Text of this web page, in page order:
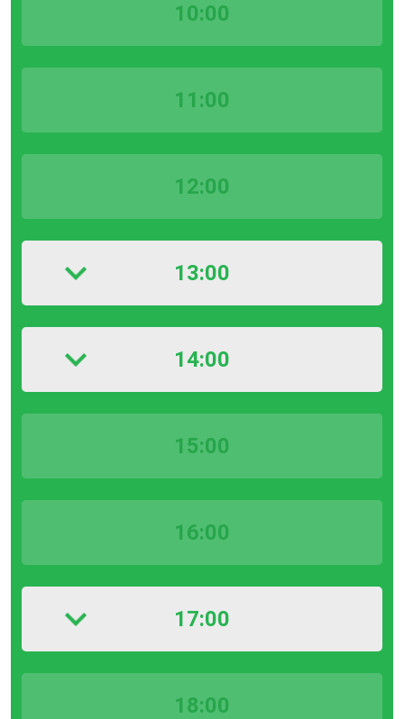
10:00
11:00
12:00
13:00
14:00
15:00
16:00
17:00
18:00